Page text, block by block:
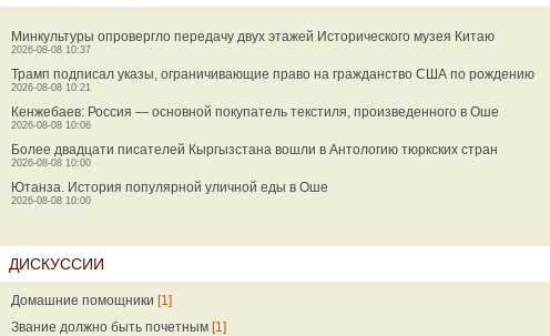
Минкультуры опровергло передачу двух этажей Исторического музея Китаю
2026-08-08 10:37
Трамп подписал указы, ограничивающие право на гражданство США по рождению
2026-08-08 10:21
Кенжебаев: Россия — основной покупатель текстиля, произведенного в Оше
2026-08-08 10:06
Более двадцати писателей Кыргызстана вошли в Антологию тюркских стран
2026-08-08 10:00
Ютанза. История популярной уличной еды в Оше
2026-08-08 10:00
ДИСКУССИИ
Домашние помощники [1]
Звание должно быть почетным [1]